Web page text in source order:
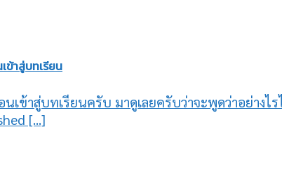
ข้าสู่บทเรียน
เข้าสู่บทเรียนครับ มาดูเลยครับว่าจะพูดว่าอย่า
[...]